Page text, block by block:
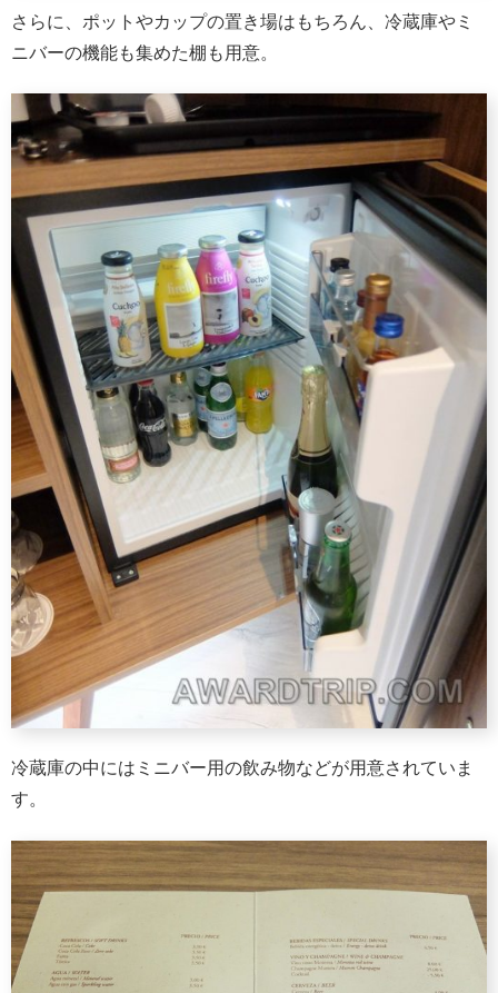
さらに、ポットやカップの置き場はもちろん、冷蔵庫やミ
ニバーの機能も集めた棚も用意。
冷蔵庫の中にはミニバー用の飲み物などが用意されていま
す。